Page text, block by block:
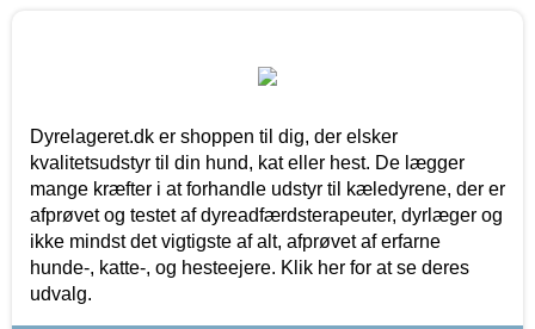
Dyrelageret.dk er shoppen til dig, der elsker
kvalitetsudstyr til din hund, kat eller hest. De lægger
mange kræfter i at forhandle udstyr til kæledyrene, der er
afprøvet og testet af dyreadfærdsterapeuter, dyrlæger og
ikke mindst det vigtigste af alt, afprøvet af erfarne
hunde-, katte-, og hesteejere. Klik her for at se deres
udvalg.